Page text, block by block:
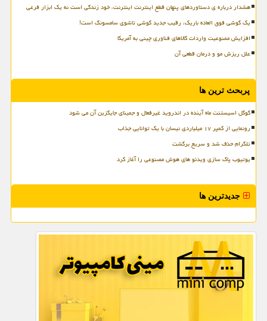
هشدار درباره ی دستاوردهای پنهان قطع اینترنت اینترنت، خود زندگی است نه یک ابزار فرعی
یک گوشی فوق العاده باریک، رقیب جدید گوشی تاشوی سامسونگ است!
افزایش ممنوعیت واردات کالاهای فناوری چینی به آمریکا
علل ریزش مو و درمان قطعی آن
پربحث ترین ها
گوگل اسیستنت ماه آینده در اندروید غیرفعال و جمینای جایگزین آن می شود
رونمایی از کمپر ۱۷ میلیاردی نیسان با یک توانایی جذاب
تلگرام حذف شد و سریع برگشت
یوتیوب پاک سازی ویدئو های هوش مصنوعی را آغاز کرد
جدیدترین ها